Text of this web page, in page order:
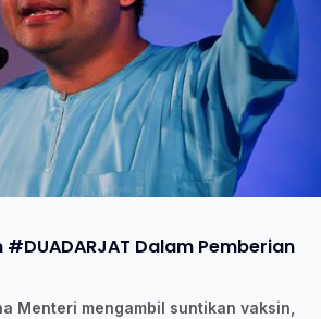
Dalam Pemberian
Menteri mengambil suntikan vaksin,